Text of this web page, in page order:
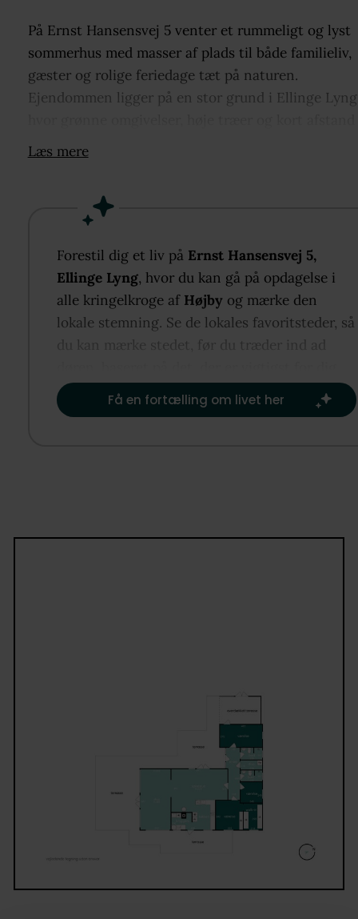
På Ernst Hansensvej 5 venter et rummeligt og lyst
sommerhus med masser af plads til både familieliv,
gæster og rolige feriedage tæt på naturen.
Ejendommen ligger på en stor grund i Ellinge
kysten sætter rammen om et afslappet fristed.
og byder på 140 m² bolig, der giver en usædvanlig
en lys entré og en praktisk fordelingsgang, hvorfra
har adgang til flere gode rum, to toiletter og
badeværelse. Indretningen gør huset oplagt til den
store familie, til flere generationer på ferie sammen
eller til jer, der ønsker god plads til hjemmearbejde,
Husets naturlige samlingspunkt er det store
Fra opholdsrummene er der flere udgange til
terrasserne, så udelivet bliver en naturlig
huset. Her kan dagen flyttes rundt efter solen, og
overdækkede terrasse giver mulighed for at nyde
udelivet, selv når duggen falder eller vejret skifter.
Grunden på 1.475 m² er grøn og anvendelig med
til leg, boldspil, afslapning og havemøbler i flere
Læs mere
Forestil dig et liv på Ernst Hansensvej 5,
Ellinge Lyng, hvor du kan gå på opdagelse i
alle kringelkroge af Højby og mærke den
lokale stemning. Se de lokales favoritsteder, så
du kan mærke stedet, før du træder ind ad
Få en fortælling om livet her